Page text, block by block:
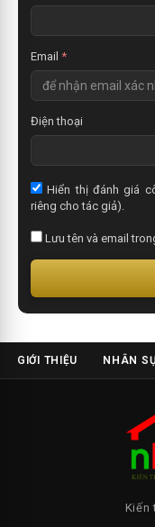
Email *
Điện thoại
Hiển thị đánh giá
riêng cho tác giả).
Lưu tên và email
GIỚI THIỆU NHÂN
Kiến